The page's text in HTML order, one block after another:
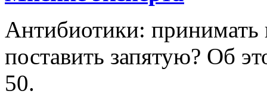
Антибиотики: принимать
поставить запятую? Об
50.